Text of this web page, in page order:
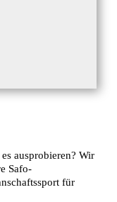
ausprobieren? Wir
Safo-
für